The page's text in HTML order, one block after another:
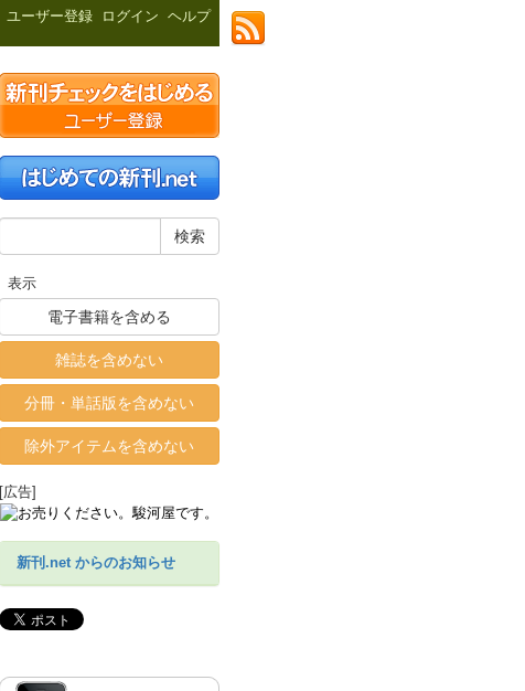
ユーザー登録 ログイン ヘルプ
表示
電子書籍を含める
雑誌を含めない
分冊・単話版を含めない
除外アイテムを含めない
[広告]
新刊.net からのお知らせ